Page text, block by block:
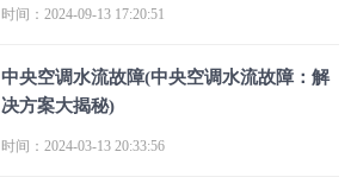
时间：2024-09-13 17:20:51
中央空调水流故障(中央空调水流故障：解
决方案大揭秘)
时间：2024-03-13 20:33:56